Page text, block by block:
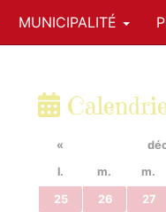
MUNICIPALITÉ
«
l.
m. m.
25 26 27